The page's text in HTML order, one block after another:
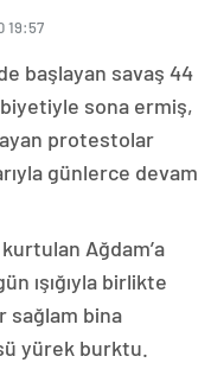
19:57
başlayan savaş 44
sona ermiş,
protestolar
günlerce devam
Ağdam’a
ışığıyla birlikte
sağlam bina
yürek burktu.